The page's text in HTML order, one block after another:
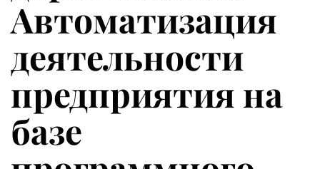
Автоматизация
деятельности
предприятия на
базе